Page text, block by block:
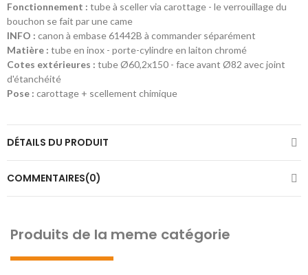
Fonctionnement : tube à sceller via carottage - le verrouillage du
bouchon se fait par une came
INFO : canon à embase 61442B à commander séparément
Matière : tube en inox - porte-cylindre en laiton chromé
Cotes extérieures : tube Ø60,2x150 - face avant Ø82 avec joint
d'étanchéité
Pose : carottage + scellement chimique
DÉTAILS DU PRODUIT
COMMENTAIRES(0)
Produits de la meme catégorie